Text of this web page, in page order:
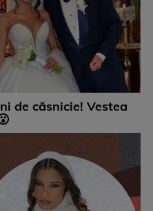
de căsnicie! Vestea